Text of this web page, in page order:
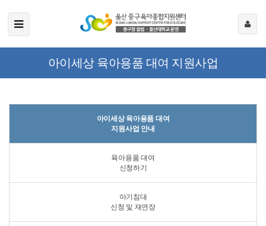
아이세상 육아용품 대여 지원사업
아이세상 육아용품 대여
지원사업 안내
육아용품 대여
신청하기
아기침대
신청 및 재연장